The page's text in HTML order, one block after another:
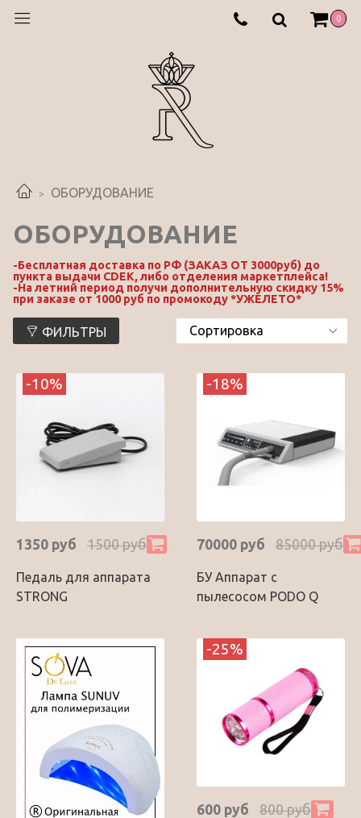
0
ОБОРУДОВАНИЕ
ОБОРУДОВАНИЕ
-Бесплатная доставка по РФ (ЗАКАЗ ОТ 3000руб) до
пункта выдачи CDEK, либо отделения маркетплейса!
-На летний период получи дополнительную скидку 15%
при заказе от 1000 руб по промокоду *УЖЕЛЕТО*
ФИЛЬТРЫ
-10%
1350 руб 1500 руб
Педаль для аппарата
STRONG
-18%
70000 руб 85000 руб
БУ Аппарат с
пылесосом PODO Q
-25%
600 руб 800 руб